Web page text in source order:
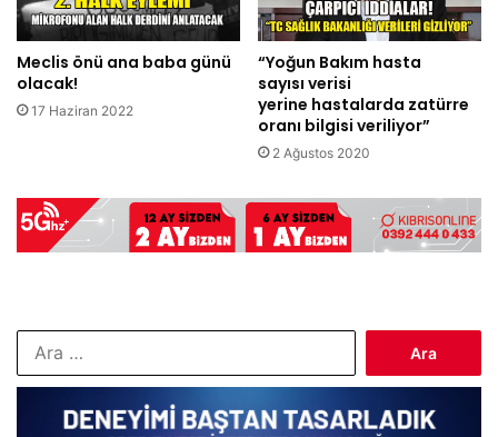
Meclis önü ana baba günü
olacak!
17 Haziran 2022
“Yoğun Bakım hasta
sayısı verisi
yerine hastalarda zatürre
oranı bilgisi veriliyor”
2 Ağustos 2020